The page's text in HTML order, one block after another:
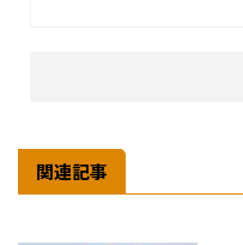
関連記事